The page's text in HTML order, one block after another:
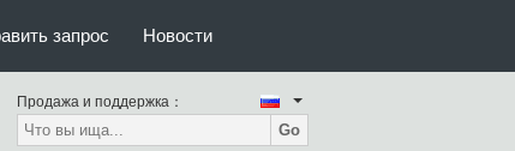
запрос Новости
Продажа и поддержка：
Go